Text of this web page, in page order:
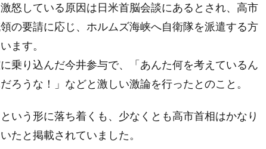
怒している原因は日米首脳会談にあるとされ、高市
の要請に応じ、ホルムズ海峡へ自衛隊を派遣する方
ます。
乗り込んだ今井参与で、「あんた何を考えているん
ろうな！」などと激しい激論を行ったとのこと。
いう形に落ち着くも、少なくとも高市首相はかなり
たと掲載されていました。